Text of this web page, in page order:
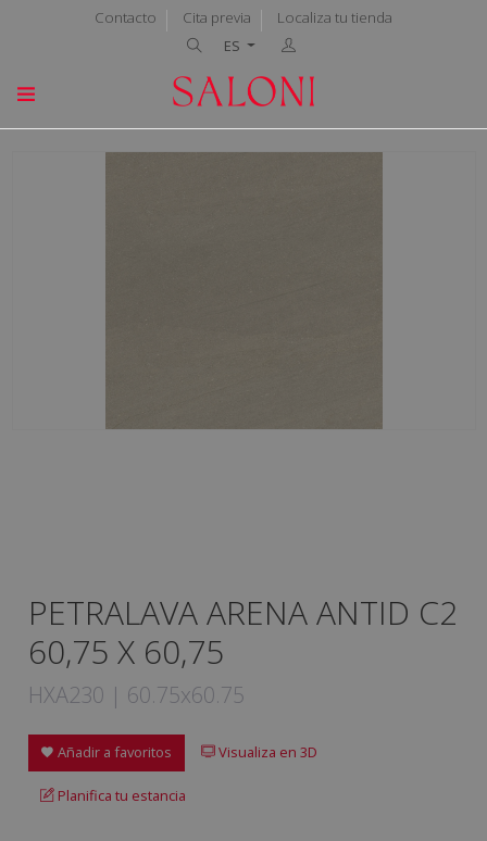
Contacto Cita previa
Localiza tu tienda
ES
PETRALAVA ARENA ANTID C2
60,75 X 60,75
HXA230 | 60.75x60.75
Añadir a favoritos Visualiza en 3D
Planifica tu estancia